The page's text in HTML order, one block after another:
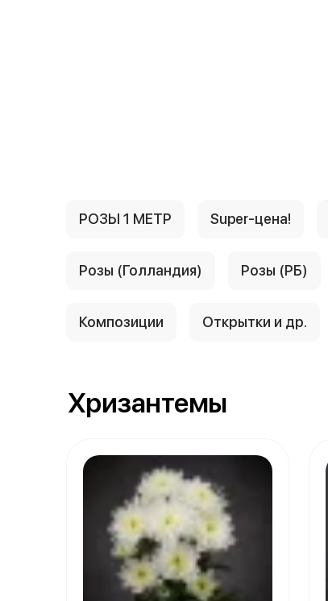
РОЗЫ 1 МЕТР Super-цена!
Розы (Голландия) Розы (РБ)
Композиции Открытки и др.
Хризантемы